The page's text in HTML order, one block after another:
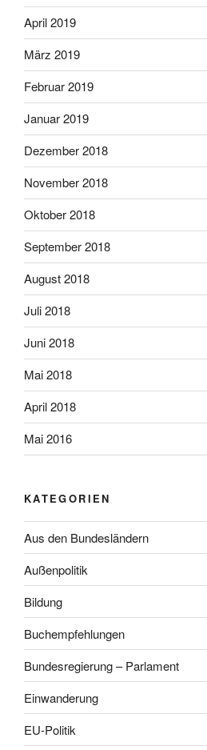
April 2019
März 2019
Februar 2019
Januar 2019
Dezember 2018
November 2018
Oktober 2018
September 2018
August 2018
Juli 2018
Juni 2018
Mai 2018
April 2018
Mai 2016
KATEGORIEN
Aus den Bundesländern
Außenpolitik
Bildung
Buchempfehlungen
Bundesregierung – Parlament
Einwanderung
EU-Politik